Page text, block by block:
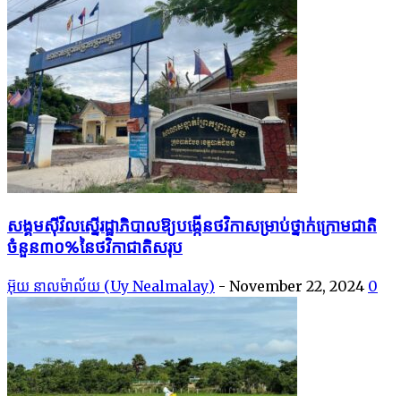
សង្គម​ស៊ីវិល​ស្នើ​​រដ្ឋាភិបាលឱ្យ​បង្កើន​ថវិកា​សម្រាប់​​ថ្នាក់​ក្រោម​ជាតិ​​
ចំនួន​​៣០%​​​​នៃ​ថវិកា​​ជាតិសរុប
អ៊ុយ នាលម៉ាល័យ (Uy Nealmalay) - November 22, 2024 0